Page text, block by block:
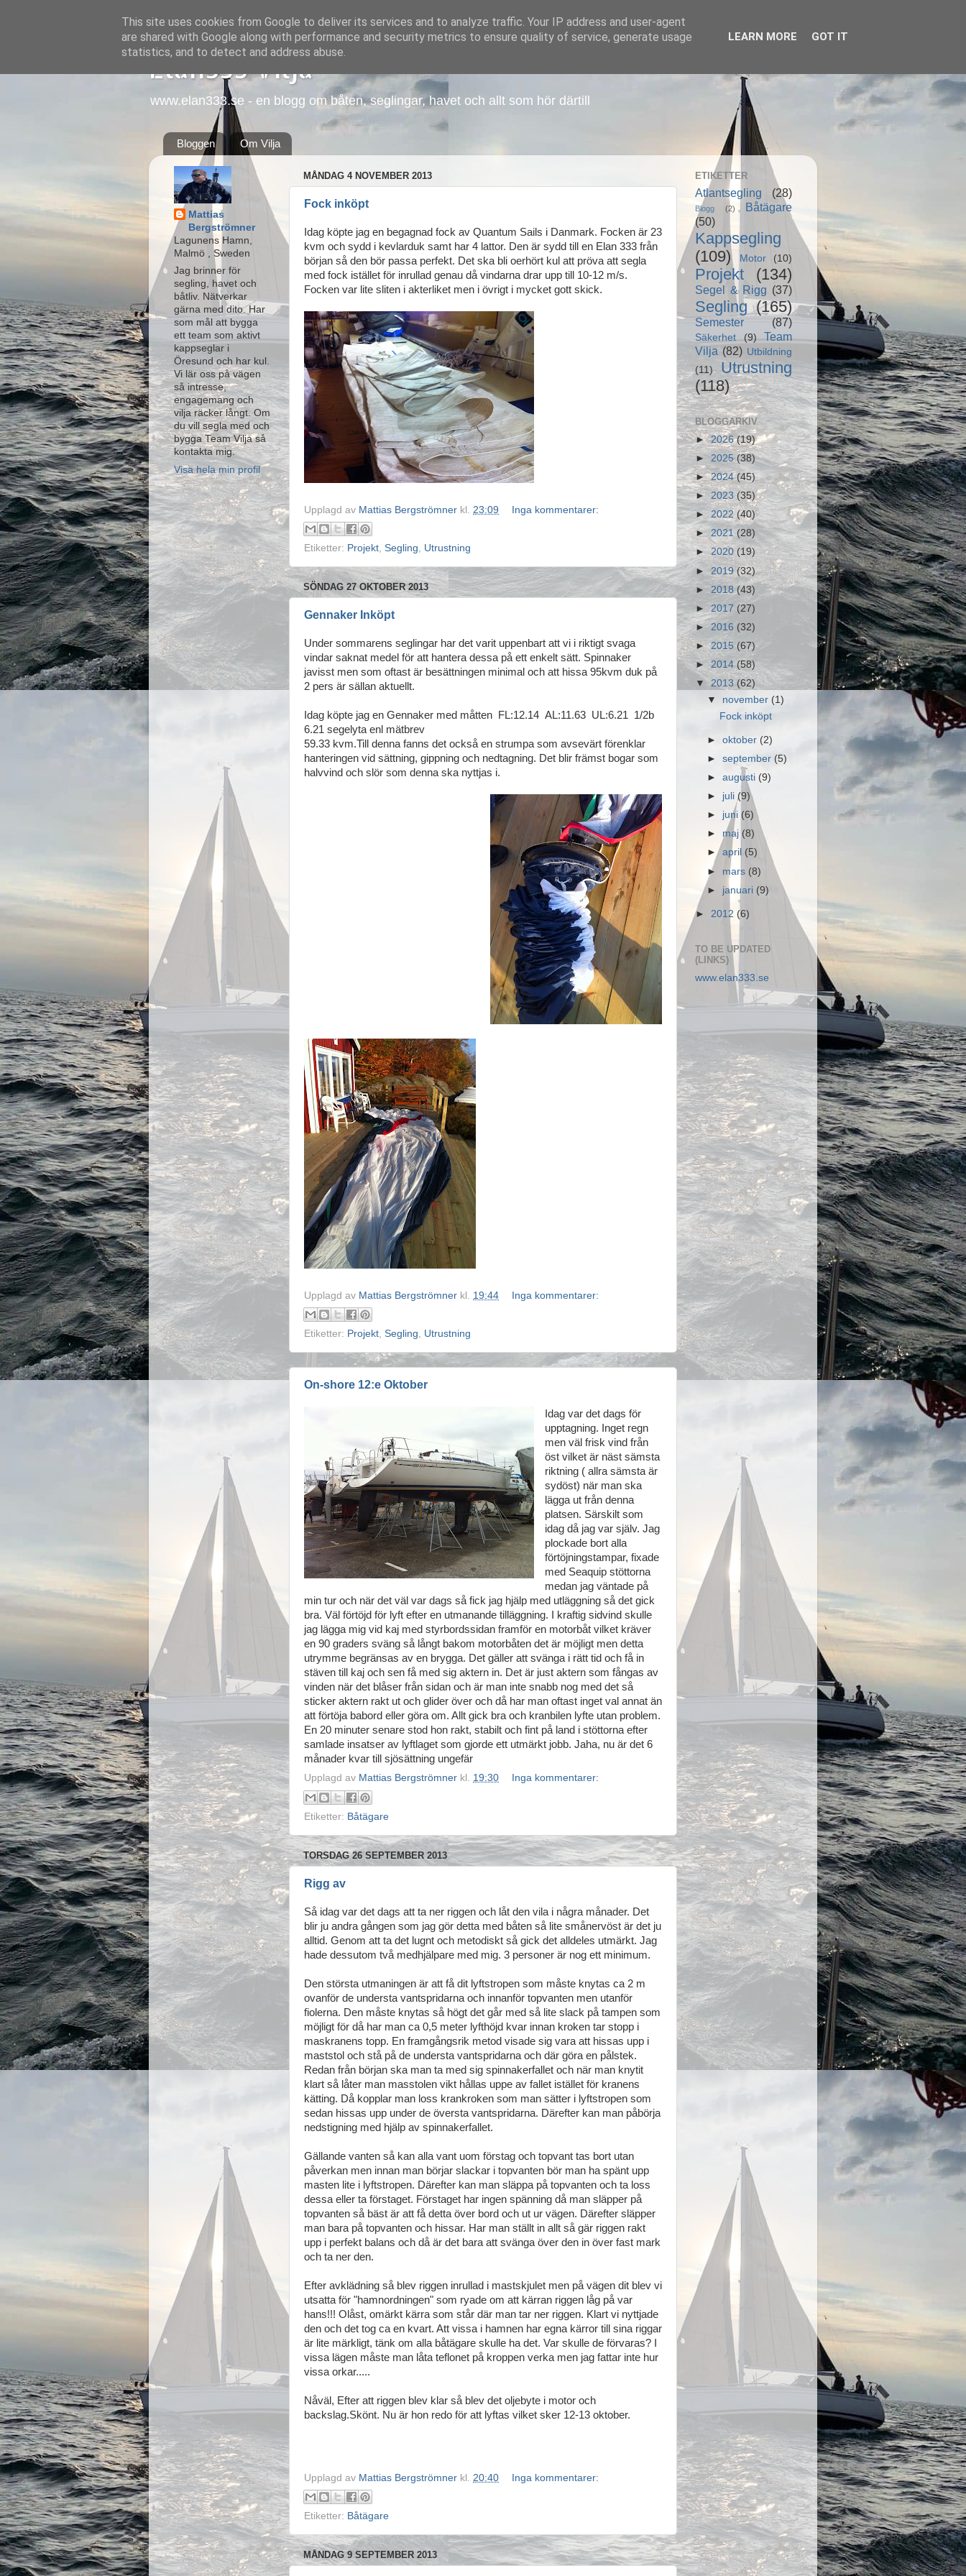
Elan333 Vilja
www.elan333.se - en blogg om båten, seglingar, havet och allt som hör därtill
Bloggen Om Vilja
MÅNDAG 4 NOVEMBER 2013
Fock inköpt
Idag köpte jag en begagnad fock av Quantum Sails i Danmark. Focken är 23
kvm och sydd i kevlarduk samt har 4 lattor. Den är sydd till en Elan 333 från
början så den bör passa perfekt. Det ska bli oerhört kul att pröva att segla
med fock istället för inrullad genau då vindarna drar upp till 10-12 m/s.
Focken var lite sliten i akterliket men i övrigt i mycket gott skick.
Upplagd av Mattias Bergströmner kl. 23:09 Inga kommentarer:
Etiketter: Projekt, Segling, Utrustning
SÖNDAG 27 OKTOBER 2013
Gennaker Inköpt
Under sommarens seglingar har det varit uppenbart att vi i riktigt svaga
vindar saknat medel för att hantera dessa på ett enkelt sätt. Spinnaker
javisst men som oftast är besättningen minimal och att hissa 95kvm duk på
2 pers är sällan aktuellt.
Idag köpte jag en Gennaker med måtten FL:12.14 AL:11.63 UL:6.21 1/2b
6.21 segelyta enl mätbrev
59.33 kvm.Till denna fanns det också en strumpa som avsevärt förenklar
hanteringen vid sättning, gippning och nedtagning. Det blir främst bogar som
halvvind och slör som denna ska nyttjas i.
Upplagd av Mattias Bergströmner kl. 19:44 Inga kommentarer:
Etiketter: Projekt, Segling, Utrustning
On-shore 12:e Oktober
Idag var det dags för
upptagning. Inget regn
men väl frisk vind från
öst vilket är näst sämsta
riktning ( allra sämsta är
sydöst) när man ska
lägga ut från denna
platsen. Särskilt som
idag då jag var själv. Jag
plockade bort alla
förtöjningstampar, fixade
med Seaquip stöttorna
medan jag väntade på
min tur och när det väl var dags så fick jag hjälp med utläggning så det gick
bra. Väl förtöjd för lyft efter en utmanande tilläggning. I kraftig sidvind skulle
jag lägga mig vid kaj med styrbordssidan framför en motorbåt vilket kräver
en 90 graders sväng så långt bakom motorbåten det är möjligt men detta
utrymme begränsas av en brygga. Det gäller att svänga i rätt tid och få in
stäven till kaj och sen få med sig aktern in. Det är just aktern som fångas av
vinden när det blåser från sidan och är man inte snabb nog med det så
sticker aktern rakt ut och glider över och då har man oftast inget val annat än
att förtöja babord eller göra om. Allt gick bra och kranbilen lyfte utan problem.
En 20 minuter senare stod hon rakt, stabilt och fint på land i stöttorna efter
samlade insatser av lyftlaget som gjorde ett utmärkt jobb. Jaha, nu är det 6
månader kvar till sjösättning ungefär
Upplagd av Mattias Bergströmner kl. 19:30 Inga kommentarer:
Etiketter: Båtägare
TORSDAG 26 SEPTEMBER 2013
Rigg av
Så idag var det dags att ta ner riggen och låt den vila i några månader. Det
blir ju andra gången som jag gör detta med båten så lite smånervöst är det ju
alltid. Genom att ta det lugnt och metodiskt så gick det alldeles utmärkt. Jag
hade dessutom två medhjälpare med mig. 3 personer är nog ett minimum.
Den största utmaningen är att få dit lyftstropen som måste knytas ca 2 m
ovanför de understa vantspridarna och innanför topvanten men utanför
fiolerna. Den måste knytas så högt det går med så lite slack på tampen som
möjligt för då har man ca 0,5 meter lyfthöjd kvar innan kroken tar stopp i
maskranens topp. En framgångsrik metod visade sig vara att hissas upp i
maststol och stå på de understa vantspridarna och där göra en pålstek.
Redan från början ska man ta med sig spinnakerfallet och när man knytit
klart så låter man masstolen vikt hållas uppe av fallet istället för kranens
kätting. Då kopplar man loss krankroken som man sätter i lyftstropen som
sedan hissas upp under de översta vantspridarna. Därefter kan man påbörja
nedstigning med hjälp av spinnakerfallet.
Gällande vanten så kan alla vant uom förstag och topvant tas bort utan
påverkan men innan man börjar slackar i topvanten bör man ha spänt upp
masten lite i lyftstropen. Därefter kan man släppa på topvanten och ta loss
dessa eller ta förstaget. Förstaget har ingen spänning då man släpper på
topvanten så bäst är att få detta över bord och ut ur vägen. Därefter släpper
man bara på topvanten och hissar. Har man ställt in allt så gär riggen rakt
upp i perfekt balans och då är det bara att svänga över den in över fast mark
och ta ner den.
Efter avklädning så blev riggen inrullad i mastskjulet men på vägen dit blev vi
utsatta för "hamnordningen" som ryade om att kärran riggen låg på var
hans!!! Olåst, omärkt kärra som står där man tar ner riggen. Klart vi nyttjade
den och det tog ca en kvart. Att vissa i hamnen har egna kärror till sina riggar
är lite märkligt, tänk om alla båtägare skulle ha det. Var skulle de förvaras? I
vissa lägen måste man låta teflonet på kroppen verka men jag fattar inte hur
vissa orkar.....
Nåväl, Efter att riggen blev klar så blev det oljebyte i motor och
backslag.Skönt. Nu är hon redo för att lyftas vilket sker 12-13 oktober.
Upplagd av Mattias Bergströmner kl. 20:40 Inga kommentarer:
Etiketter: Båtägare
MÅNDAG 9 SEPTEMBER 2013
Mattias
Bergströmner
Lagunens Hamn,
Malmö , Sweden
Jag brinner för
segling, havet och
båtliv. Nätverkar
gärna med dito. Har
som mål att bygga
ett team som aktivt
kappseglar i
Öresund och har kul.
Vi lär oss på vägen
så intresse,
engagemang och
vilja räcker långt. Om
du vill segla med och
bygga Team Vilja så
kontakta mig.
Visa hela min profil
ETIKETTER
Atlantsegling (28)
Blogg (2)
Båtägare
(50)
Kappsegling
(109)
Motor (10)
Projekt (134)
Segel & Rigg (37)
Segling (165)
Semester (87)
Säkerhet (9)
Team
Vilja (82) Utbildning
(11)
Utrustning
(118)
BLOGGARKIV
►2026(19)
► 2025 (38)
►2024(45)
►2023 (35)
►2022(40)
► 2021 (28)
►2020 (19)
►2019(32)
► 2018 (43)
►2017 (27)
► 2016 (32)
►2015 (67)
► 2014(58)
▼ 2013 (62)
▼ november (1)
Fock inköpt
►oktober (2)
►september (5)
►augusti(9)
► juli(9)
► juni (6)
► maj (8)
►april (5)
► mars (8)
► januari (9)
► 2012 (6)
TO BE UPDATED
(LINKS)
www.elan333.se
This site uses cookies from Google to deliver its services and to analyze traffic. Your IP address and user-agent
are shared with Google along with performance and security metrics to ensure quality of service, generate usage
statistics, and to detect and address abuse.
LEARN MORE GOT IT